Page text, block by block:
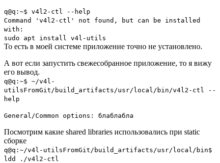
q@q:~$ v4l2-ctl --help
Command 'v4l2-ctl' not found, but can be installed
with:
sudo apt install v4l-utils
То есть в моей системе приложение точно не установлено.
А вот если запустить свежесобранное приложение, то я вижу
его вывод.
q@q:~$ ~/v4l-
utilsFromGit/build_artifacts/usr/local/bin/v4l2-ctl --
help
General/Common options: блаблабла
Посмотрим какие shared libraries использовались при static
сборке
q@q:~/v4l-utilsFromGit/build_artifacts/usr/local/bin$
ldd ./v4l2-ctl